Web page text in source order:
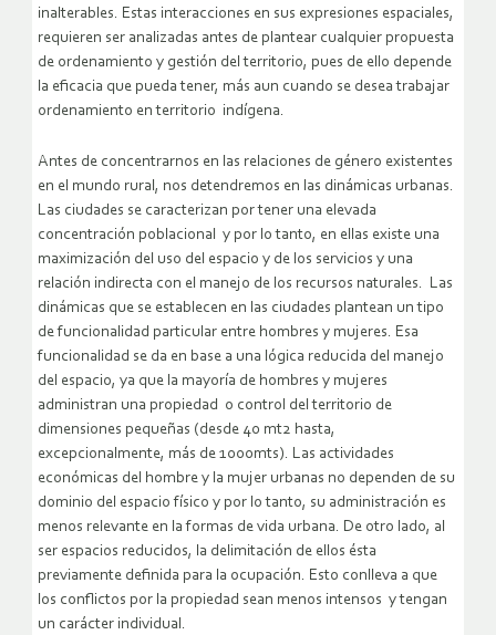
inalterables. Estas interacciones en sus expresiones espaciales,
requieren ser analizadas antes de plantear cualquier propuesta
de ordenamiento y gestión del territorio, pues de ello depende
la eficacia que pueda tener, más aun cuando se desea trabajar
ordenamiento en territorio indígena.
Antes de concentrarnos en las relaciones de género existentes
en el mundo rural, nos detendremos en las dinámicas urbanas.
Las ciudades se caracterizan por tener una elevada
concentración poblacional y por lo tanto, en ellas existe una
maximización del uso del espacio y de los servicios y una
relación indirecta con el manejo de los recursos naturales. Las
dinámicas que se establecen en las ciudades plantean un tipo
de funcionalidad particular entre hombres y mujeres. Esa
funcionalidad se da en base a una lógica reducida del manejo
del espacio, ya que la mayoría de hombres y mujeres
administran una propiedad o control del territorio de
dimensiones pequeñas (desde 40 mt2 hasta,
excepcionalmente, más de 1000mts). Las actividades
económicas del hombre y la mujer urbanas no dependen de su
dominio del espacio físico y por lo tanto, su administración es
menos relevante en la formas de vida urbana. De otro lado, al
ser espacios reducidos, la delimitación de ellos ésta
previamente definida para la ocupación. Esto conlleva a que
los conflictos por la propiedad sean menos intensos y tengan
un carácter individual.